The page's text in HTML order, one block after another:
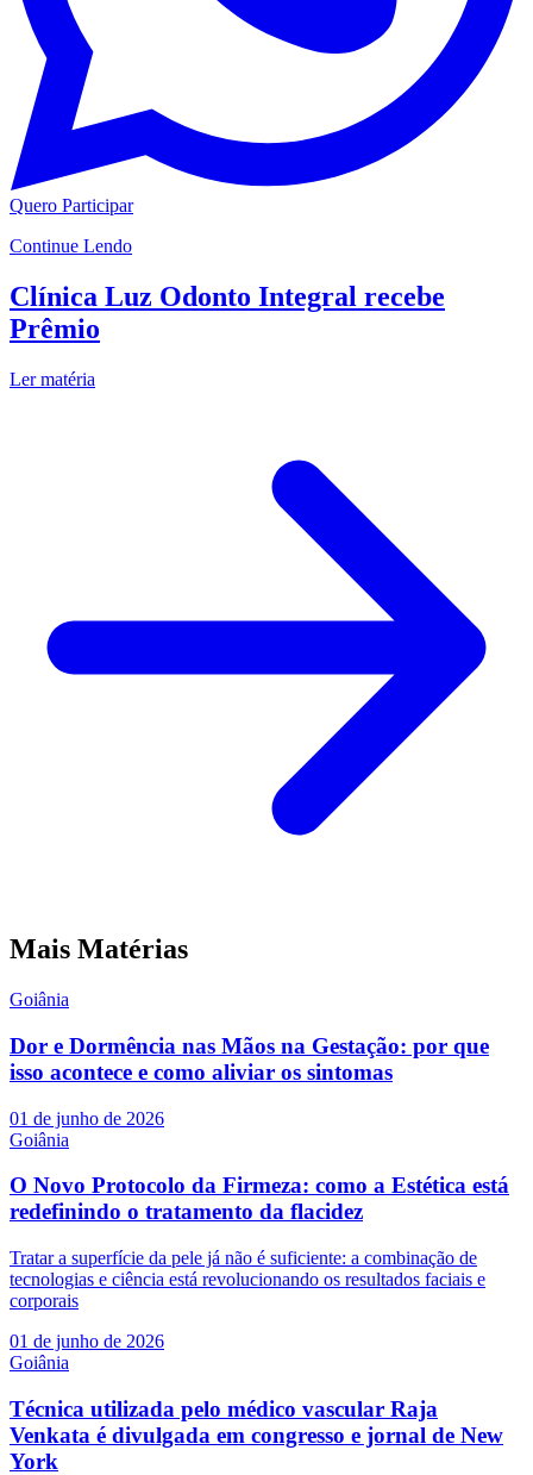
Quero Participar
Continue Lendo
Clínica Luz Odonto Integral recebe
Prêmio
Ler matéria
Mais Matérias
Goiânia
Dor e Dormência nas Mãos na Gestação: por que
isso acontece e como aliviar os sintomas
01 de junho de 2026
Goiânia
O Novo Protocolo da Firmeza: como a Estética está
redefinindo o tratamento da flacidez
Tratar a superfície da pele já não é suficiente: a combinação de
tecnologias e ciência está revolucionando os resultados faciais e
corporais
01 de junho de 2026
Goiânia
Técnica utilizada pelo médico vascular Raja
Venkata é divulgada em congresso e jornal de New
York